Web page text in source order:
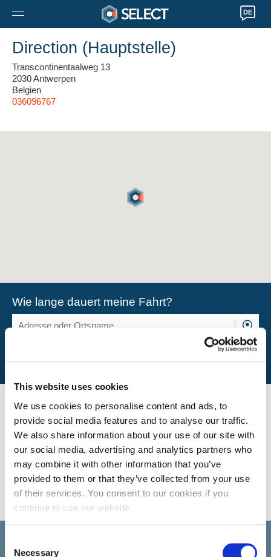
This website uses cookies
We use cookies to personalise content and ads, to
provide social media features and to analyse our traffic.
We also share information about your use of our site with
our social media, advertising and analytics partners who
may combine it with other information that you’ve
provided to them or that they’ve collected from your use
of their services. You consent to our cookies if you
continue to use our website.
Necessary
DE
Direction (Hauptstelle)
Transcontinentaalweg 13
2030 Antwerpen
Belgien
036096767
Wie lange dauert meine Fahrt?
Usere Stellenangebote
Es gibt momentan keine freien Stellen für diese Filiale. Sehen Sie
unsere aktuellen Stellenangebote.
ALLE STELLENANGEBOTE ANSEHEN
Neuigkeiten und Veranstaltungen